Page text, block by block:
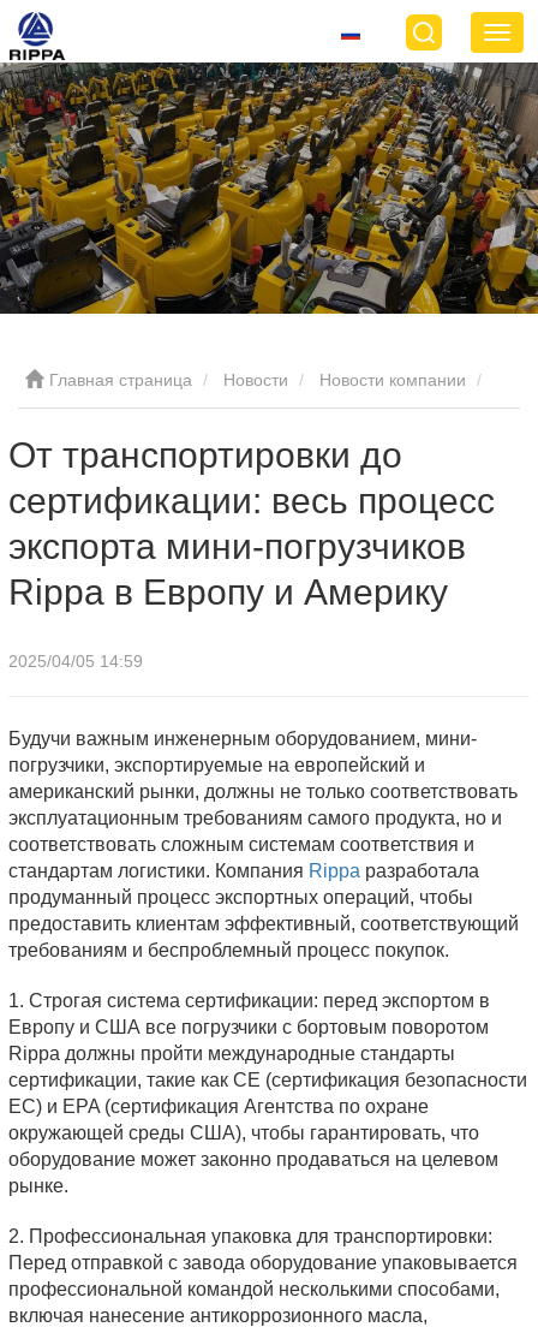
Главная страница Новости Новости компании
экспорта мини-погрузчиков Rippa в Европу и Америку
От транспортировки до
сертификации: весь процесс
экспорта мини-погрузчиков
Rippa в Европу и Америку
2025/04/05 14:59
Будучи важным инженерным оборудованием, мини-
погрузчики, экспортируемые на европейский и
американский рынки, должны не только соответствовать
эксплуатационным требованиям самого продукта, но и
соответствовать сложным системам соответствия и
стандартам логистики. Компания Rippa разработала
продуманный процесс экспортных операций, чтобы
предоставить клиентам эффективный, соответствующий
требованиям и беспроблемный процесс покупок.
1. Строгая система сертификации: перед экспортом в
Европу и США все погрузчики с бортовым поворотом
Rippa должны пройти международные стандарты
сертификации, такие как CE (сертификация безопасности
ЕС) и EPA (сертификация Агентства по охране
окружающей среды США), чтобы гарантировать, что
оборудование может законно продаваться на целевом
рынке.
2. Профессиональная упаковка для транспортировки:
Перед отправкой с завода оборудование упаковывается
профессиональной командой несколькими способами,
включая нанесение антикоррозионного масла,